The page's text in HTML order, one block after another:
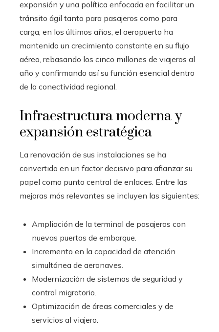
expansión y una política enfocada en facilitar un
tránsito ágil tanto para pasajeros como para
carga; en los últimos años, el aeropuerto ha
mantenido un crecimiento constante en su flujo
aéreo, rebasando los cinco millones de viajeros al
año y confirmando así su función esencial dentro
de la conectividad regional.
Infraestructura moderna y
expansión estratégica
La renovación de sus instalaciones se ha
convertido en un factor decisivo para afianzar su
papel como punto central de enlaces. Entre las
mejoras más relevantes se incluyen las siguientes:
Ampliación de la terminal de pasajeros con
nuevas puertas de embarque.
Incremento en la capacidad de atención
simultánea de aeronaves.
Modernización de sistemas de seguridad y
control migratorio.
Optimización de áreas comerciales y de
servicios al viajero.